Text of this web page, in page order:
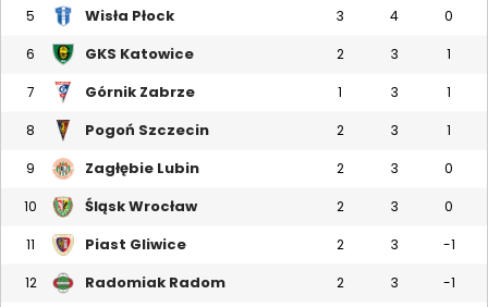
5 Wisła Płock 3 4 0
6 GKS Katowice 2 3 1
7 Górnik Zabrze 1 3 1
8 Pogoń Szczecin 2 3 1
9 Zagłębie Lubin 2 3 0
10 Śląsk Wrocław 2 3 0
11 Piast Gliwice 2 3 -1
12 Radomiak Radom 2 3 -1